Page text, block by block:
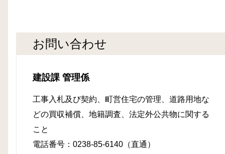
お問い合わせ
建設課 管理係
工事入札及び契約、町営住宅の管理、道路用地な
どの買収補償、地籍調査、法定外公共物に関する
こと
電話番号：0238-85-6140（直通）